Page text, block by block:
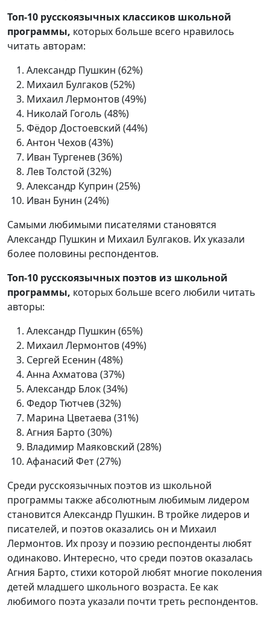
Топ-10 русскоязычных классиков школьной
программы, которых больше всего нравилось
читать авторам:
Александр Пушкин (62%)
Михаил Булгаков (52%)
Михаил Лермонтов (49%)
Николай Гоголь (48%)
Фёдор Достоевский (44%)
Антон Чехов (43%)
Иван Тургенев (36%)
Лев Толстой (32%)
Александр Куприн (25%)
Иван Бунин (24%)
Самыми любимыми писателями становятся
Александр Пушкин и Михаил Булгаков. Их указали
более половины респондентов.
Топ-10 русскоязычных поэтов из школьной
программы, которых больше всего любили читать
авторы:
Александр Пушкин (65%)
Михаил Лермонтов (49%)
Сергей Есенин (48%)
Анна Ахматова (37%)
Александр Блок (34%)
Федор Тютчев (32%)
Марина Цветаева (31%)
Агния Барто (30%)
Владимир Маяковский (28%)
Афанасий Фет (27%)
Среди русскоязычных поэтов из школьной
программы также абсолютным любимым лидером
становится Александр Пушкин. В тройке лидеров и
писателей, и поэтов оказались он и Михаил
Лермонтов. Их прозу и поэзию респонденты любят
одинаково. Интересно, что среди поэтов оказалась
Агния Барто, стихи которой любят многие поколения
детей младшего школьного возраста. Ее как
любимого поэта указали почти треть респондентов.